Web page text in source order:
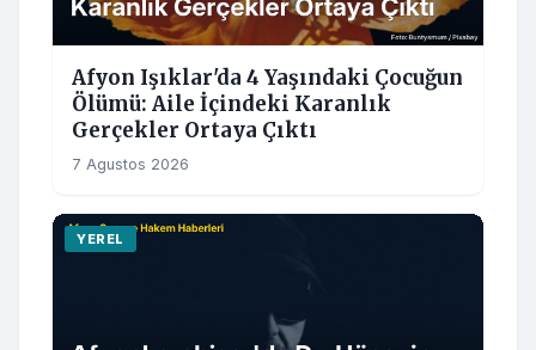
Afyon Işıklar'da 4 Yaşındaki Çocuğun
Ölümü: Aile İçindeki Karanlık
Gerçekler Ortaya Çıktı
7 Agustos 2026
YEREL